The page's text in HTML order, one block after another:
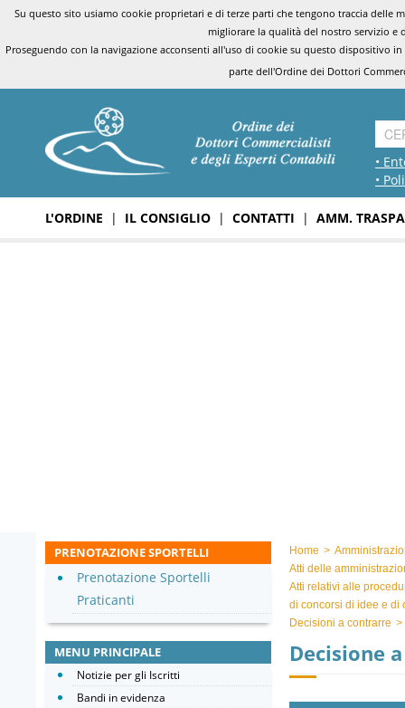
Su questo sito usiamo cookie proprietari e di terze parti che tengono traccia
migliorare la qualità del nostro servizio e
Proseguendo con la navigazione acconsenti all'uso di cookie su questo dispositivo
parte dell'Ordine dei Dottori
•
•
L'ORDINE | IL CONSIGLIO | CONTATTI | AMM.
Home >
Atti delle
Atti relativi alle
di concorsi di idee e di
Decisioni a contrarre >
Decisione
PRENOTAZIONE SPORTELLI
Prenotazione Sportelli
Praticanti
MENU PRINCIPALE
Notizie per gli Iscritti
Bandi in evidenza